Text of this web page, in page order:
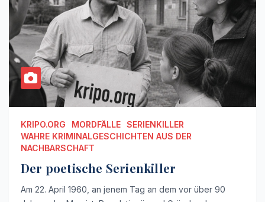
KRIPO.ORG MORDFÄLLE SERIENKILLER
WAHRE KRIMINALGESCHICHTEN AUS DER
NACHBARSCHAFT
Der poetische Serienkiller
Am 22. April 1960, an jenem Tag an dem vor über 90